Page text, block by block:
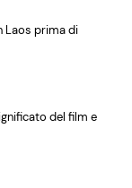
Laos prima di
del film e